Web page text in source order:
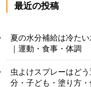
最近の投稿
夏の水分補給は冷た
｜運動・食事・体調
虫よけスプレーはど
分・子ども・塗り方・